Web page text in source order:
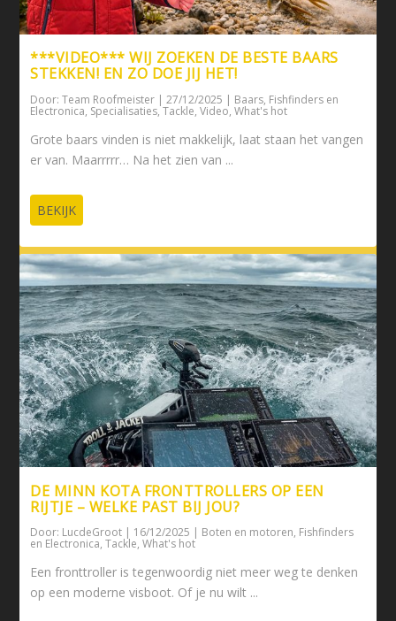
***VIDEO*** WIJ ZOEKEN DE BESTE BAARS
STEKKEN! EN ZO DOE JIJ HET!
Door:Team Roofmeister |27/12/2025 | Baars, Fishfinders en
Electronica, Specialisaties,Tackle,Video,What's hot
Grote baars vinden is niet makkelijk, laat staan het vangen
er van. Maarrrrr… Na het zien van ...
BEKIJK
DE MINN KOTA FRONTTROLLERS OP EEN
RIJTJE – WELKE PAST BIJ JOU?
Door: LucdeGroot | 16/12/2025 | Boten en motoren, Fishfinders
en Electronica,Tackle,What's hot
Een fronttroller is tegenwoordig niet meer weg te denken
op een moderne visboot. Of je nu wilt ...